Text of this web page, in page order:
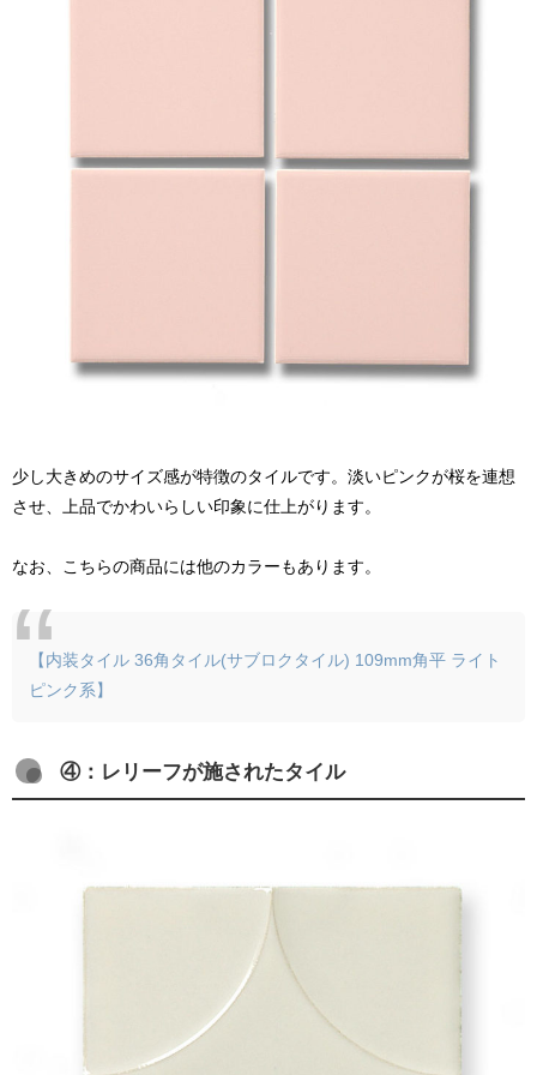
少し大きめのサイズ感が特徴のタイルです。淡いピンクが桜を連想
させ、上品でかわいらしい印象に仕上がります。
なお、こちらの商品には他のカラーもあります。
【内装タイル 36角タイル(サブロクタイル) 109mm角平 ライト
ピンク系】
④：レリーフが施されたタイル